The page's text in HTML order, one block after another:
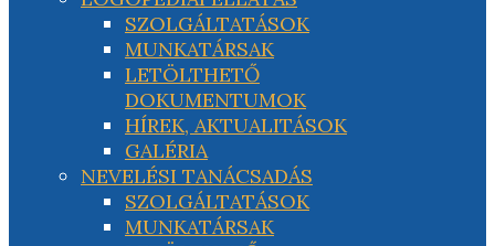
SZOLGÁLTATÁSOK
MUNKATÁRSAK
LETÖLTHETŐ
DOKUMENTUMOK
HÍREK, AKTUALITÁSOK
GALÉRIA
NEVELÉSI TANÁCSADÁS
SZOLGÁLTATÁSOK
MUNKATÁRSAK